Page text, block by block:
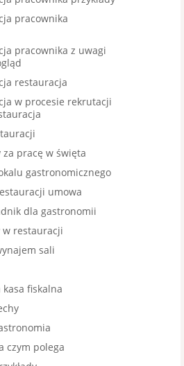
pracownika
pracownika z uwagi
restauracja
w procesie rekrutacji
pracę w święta
gastronomicznego
umowa
dla gastronomii
restauracji
sali
fiskalna
czym polega